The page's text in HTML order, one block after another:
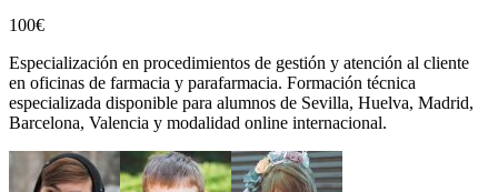
100€
Especialización en procedimientos de gestión y atención al cliente
en oficinas de farmacia y parafarmacia. Formación técnica
especializada disponible para alumnos de Sevilla, Huelva, Madrid,
Barcelona, Valencia y modalidad online internacional.